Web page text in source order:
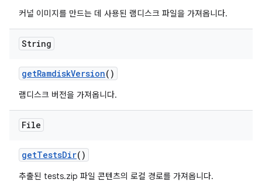
커널 이미지를 만드는 데 사용된 램디스크 파일을 가져옵니다.
String
getRamdiskVersion()
램디스크 버전을 가져옵니다.
File
getTestsDir()
추출된 tests.zip 파일 콘텐츠의 로컬 경로를 가져옵니다.